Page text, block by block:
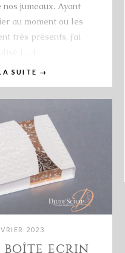
jumeaux. Ayant
au moment ou les
très présents, j’ai
SUITE →
2023
ECRIN